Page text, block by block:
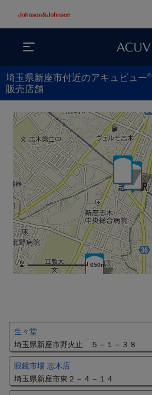
埼玉県新座市付近のアキュビュー®
販売店舗
650m
生々堂
埼玉県新座市野火止 ５－１－３８
眼鏡市場 志木店
埼玉県新座市東２－４－１４